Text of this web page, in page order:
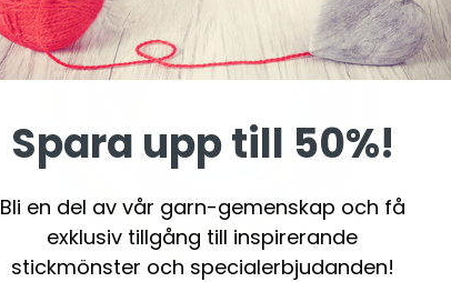
Spara upp till 50%!
Bli en del av vår garn-gemenskap och få
exklusiv tillgång till inspirerande
stickmönster och specialerbjudanden!